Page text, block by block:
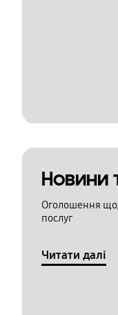
Новини
Оголошення
послуг
Читати далі